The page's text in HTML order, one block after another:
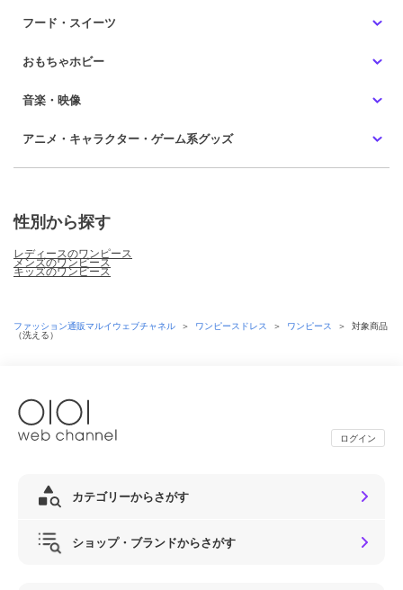
フード・スイーツ
おもちゃホビー
音楽・映像
アニメ・キャラクター・ゲーム系グッズ
性別から探す
レディースのワンピース
メンズのワンピース
キッズのワンピース
ファッション通販マルイウェブチャネル ＞ ワンピースドレス ＞ ワンピース ＞
対象商品
（洗える）
ログイン
カテゴリーからさがす
ショップ・ブランドからさがす